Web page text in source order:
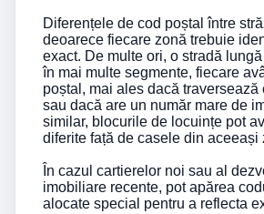
Diferențele de cod poștal între
deoarece fiecare zonă trebuie
exact. De multe ori, o stradă
în mai multe segmente, fiecare
poștal, mai ales dacă traversează
sau dacă are un număr mare de
similar, blocurile de locuințe pot
diferite față de casele din aceeași
În cazul cartierelor noi sau al
imobiliare recente, pot apărea
alocate special pentru a reflecta